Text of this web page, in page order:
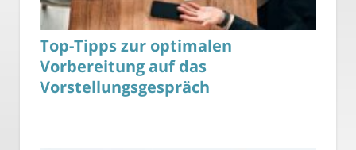
Top-Tipps zur optimalen
Vorbereitung auf das
Vorstellungsgespräch